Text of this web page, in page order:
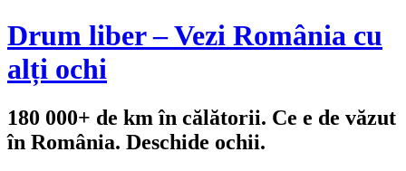
Drum liber – Vezi România cu
alți ochi
180 000+ de km în călătorii. Ce e de văzut
în România. Deschide ochii.